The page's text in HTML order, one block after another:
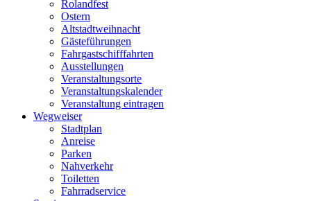
Rolandfest
Ostern
Altstadtweihnacht
Gästeführungen
Fahrgastschifffahrten
Ausstellungen
Veranstaltungsorte
Veranstaltungskalender
Veranstaltung eintragen
Wegweiser
Stadtplan
Anreise
Parken
Nahverkehr
Toiletten
Fahrradservice